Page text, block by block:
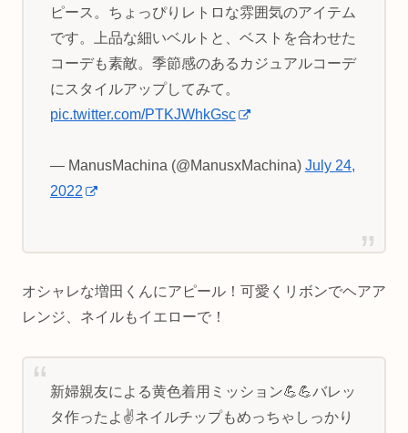
ピース。ちょっぴりレトロな雰囲気のアイテム
です。上品な細いベルトと、ベストを合わせた
コーデも素敵。季節感のあるカジュアルコーデ
にスタイルアップしてみて。
pic.twitter.com/PTKJWhkGsc
— ManusMachina (@ManusxMachina) July 24,
2022
オシャレな増田くんにアピール！可愛くリボンでヘアア
レンジ、ネイルもイエローで！
新婦親友による黄色着用ミッション💪💪バレッ
タ作ったよ✌️ネイルチップもめっちゃしっかり